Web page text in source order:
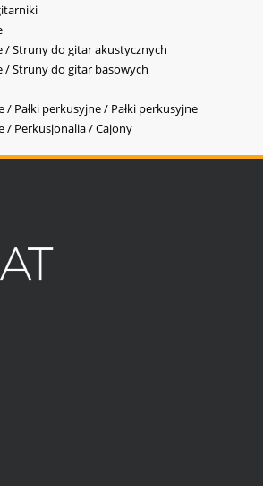
Struny do gitar akustycznych
Struny do gitar basowych
Pałki perkusyjne / Pałki perkusyjne
Perkusjonalia / Cajony